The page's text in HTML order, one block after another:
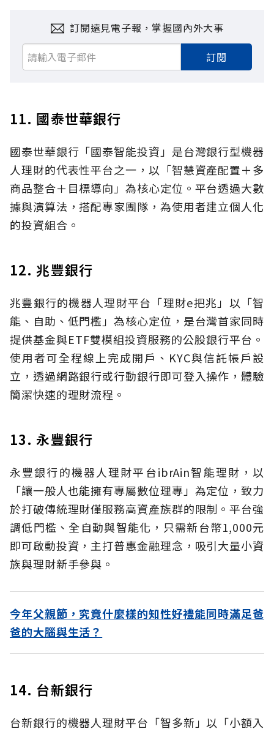
訂閱遠見電子報，掌握國內外大事
訂閱
11. 國泰世華銀行
國泰世華銀行「國泰智能投資」是台灣銀行型機器
人理財的代表性平台之一，以「智慧資產配置＋多
商品整合＋目標導向」為核心定位。平台透過大數
據與演算法，搭配專家團隊，為使用者建立個人化
的投資組合。
12. 兆豐銀行
兆豐銀行的機器人理財平台「理財e把兆」以「智
能、自助、低門檻」為核心定位，是台灣首家同時
提供基金與ETF雙模組投資服務的公股銀行平台。
使用者可全程線上完成開戶、KYC與信託帳戶設
立，透過網路銀行或行動銀行即可登入操作，體驗
簡潔快速的理財流程。
13. 永豐銀行
永豐銀行的機器人理財平台ibrAin智能理財，以
「讓一般人也能擁有專屬數位理專」為定位，致力
於打破傳統理財僅服務高資產族群的限制。平台強
調低門檻、全自動與智能化，只需新台幣1,000元
即可啟動投資，主打普惠金融理念，吸引大量小資
族與理財新手參與。
今年父親節，究竟什麼樣的知性好禮能同時滿足爸
爸的大腦與生活？
14. 台新銀行
台新銀行的機器人理財平台「智多新」以「小額入